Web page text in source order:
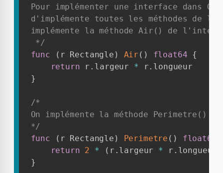
Pour implémenter une interface dans
d'implémente toutes les méthodes de
implémente la méthode Air() de
*/
func
( r Rectangle ) Air ( ) float64 {
return r . largeur * r.
}
/*
On implémente la méthode Perimetre()
*/
func
( r Rectangle ) Perimetre ( ) float64
return 2 * ( r . largeur * r . longueur
}